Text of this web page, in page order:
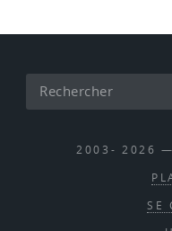
2003- 2026 —
SE